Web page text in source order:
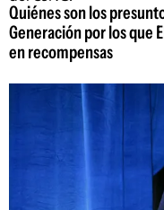
Quiénes son los
Generación por los que
en recompensas